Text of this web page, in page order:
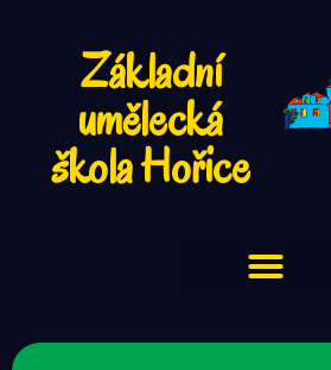
Základní
umělecká
škola Hořice